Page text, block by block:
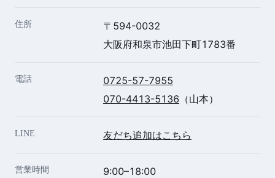
住所
〒594-0032
大阪府和泉市池田下町1783番
電話
0725-57-7955
070-4413-5136 （山本）
LINE 友だち追加はこちら
営業時間
9:00–18:00